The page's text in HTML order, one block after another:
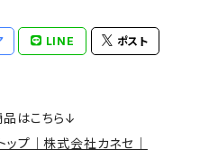
LINE ポスト
品はこちら↓
ップ｜株式会社カネセ｜